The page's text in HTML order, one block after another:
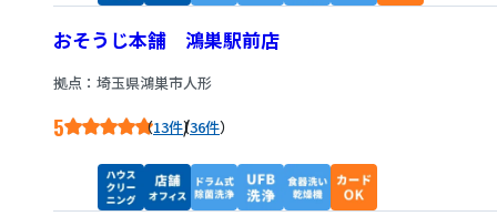
おそうじ本舗 鴻巣駅前店
拠点：埼玉県鴻巣市人形
5 13件/36件